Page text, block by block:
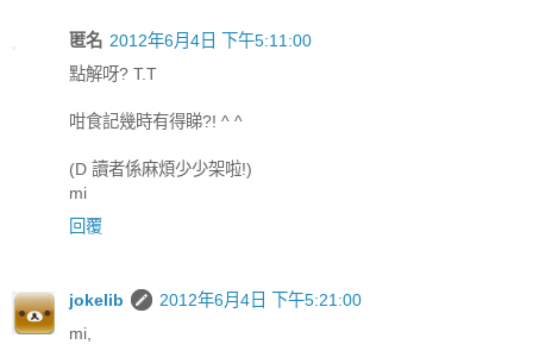
匿名 2012年6月4日 下午5:11:00
點解呀? T.T
咁食記幾時有得睇?! ^ ^
(D 讀者係麻煩少少架啦!)
mi
回覆
jokelib
2012年6月4日 下午5:21:00
mi,